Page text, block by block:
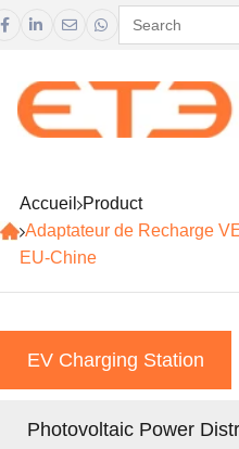
   
Accueil Product
Adaptateur de Recharge
EU-Chine
EV Charging Station
Photovoltaic Power